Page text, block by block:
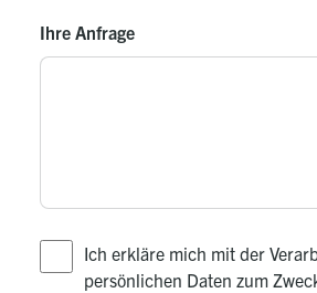
Ihre Anfrage
Ich erkläre mich mit der
persönlichen Daten zum